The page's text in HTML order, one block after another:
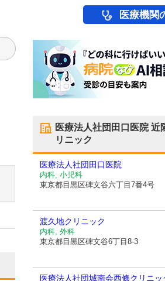
医療機関
医療法人社団田口医院近
リニック
医療法人社団田口医院
内科, 小児科
東京都目黒区碑文谷六丁目7番4号
渡久地クリニック
内科, 外科
東京都目黒区碑文谷6丁目8-3
医療法人社団城南会西條クリニッ